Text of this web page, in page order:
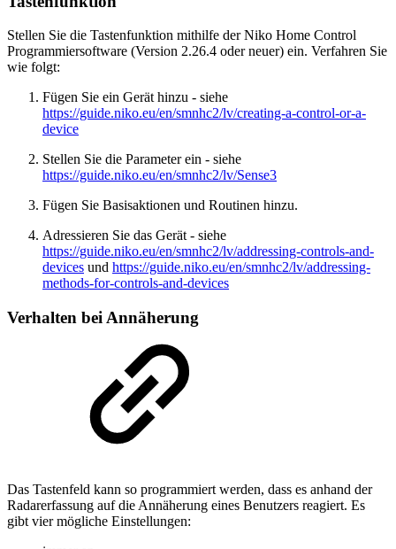
Stellen Sie die Tastenfunktion mithilfe der Niko Home Control
Programmiersoftware (Version 2.26.4 oder neuer) ein. Verfahren Sie
wie folgt:
Fügen Sie ein Gerät hinzu - siehe
https://guide.niko.eu/en/smnhc2/lv/creating-a-control-or-a-
device
Stellen Sie die Parameter ein - siehe
https://guide.niko.eu/en/smnhc2/lv/Sense3
Fügen Sie Basisaktionen und Routinen hinzu.
Adressieren Sie das Gerät - siehe
https://guide.niko.eu/en/smnhc2/lv/addressing-controls-and-
devices und https://guide.niko.eu/en/smnhc2/lv/addressing-
methods-for-controls-and-devices
Verhalten bei Annäherung
Das Tastenfeld kann so programmiert werden, dass es anhand der
Radarerfassung auf die Annäherung eines Benutzers reagiert. Es
gibt vier mögliche Einstellungen: